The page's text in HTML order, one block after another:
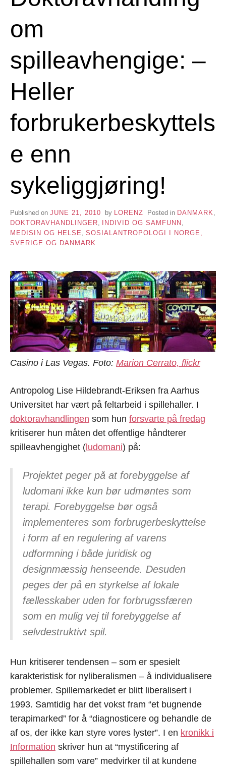
om
spilleavhengige: –
Heller
forbrukerbeskyttels
e enn
sykeliggjøring!
Published on JUNE 21, 2010 by LORENZ Posted in DANMARK
DOKTORAVHANDLINGER
INDIVID OG SAMFUNN
MEDISIN OG HELSE
SOSIALANTROPOLOGI I NORGE,
SVERIGE OG DANMARK
Casino i Las Vegas. Foto: Marion Cerrato, flickr
Antropolog Lise Hildebrandt-Eriksen fra Aarhus
Universitet har vært på feltarbeid i spillehaller. I
doktoravhandlingen som hun forsvarte på fredag
kritiserer hun måten det offentlige håndterer
spilleavhengighet (ludomani) på:
Projektet peger på at forebyggelse af
ludomani ikke kun bør udmøntes som
terapi. Forebyggelse bør også
implementeres som forbrugerbeskyttelse
i form af en regulering af varens
udformning i både juridisk og
designmæssig henseende. Desuden
peges der på en styrkelse af lokale
fællesskaber uden for forbrugssfæren
som en mulig vej til forebyggelse af
selvdestruktivt spil.
Hun kritiserer tendensen – som er spesielt
karakteristisk for nyliberalismen – å individualisere
problemer. Spillemarkedet er blitt liberalisert i
1993. Samtidig har det vokst fram “et bugnende
terapimarked” for å “diagnosticere og behandle de
af os, der ikke kan styre vores lyster”. I en kronikk i
Information skriver hun at “mystificering af
spillehallen som vare” medvirker til at kundene